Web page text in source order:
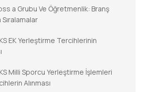
a Grubu Ve Öğretmenlik: Branş
Sıralamalar
EK Yerleştirme Tercihlerinin
Milli Sporcu Yerleştirme İşlemleri
Alınması